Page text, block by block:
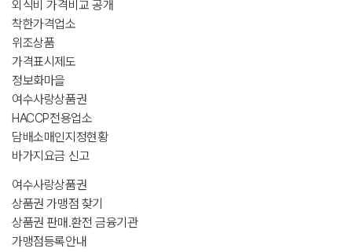
외식비 가격비교 공개
착한가격업소
위조상품
가격표시제도
정보화마을
여수사랑상품권
HACCP전용업소
담배소매인지정현황
바가지요금 신고
여수사랑상품권
상품권 가맹점 찾기
상품권 판매.환전 금융기관
가맹점등록안내